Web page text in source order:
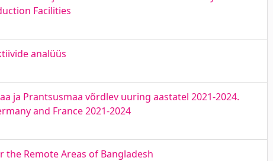
Facilities
analüüs
ja Prantsusmaa võrdlev uuring aastatel 2021-2024.
and France 2021-2024
Remote Areas of Bangladesh